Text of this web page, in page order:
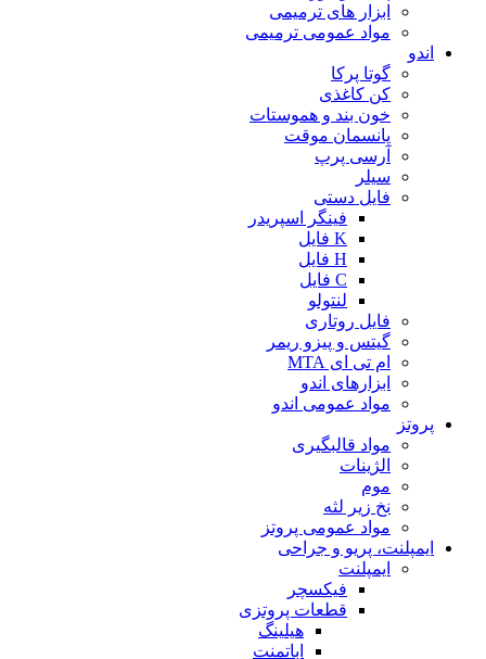
ابزار های ترمیمی
مواد عمومی ترمیمی
اندو
گوتا پرکا
کن کاغذی
خون بند و هموستات
پانسمان موقت
آرسی پرپ
سیلر
فایل دستی
فینگر اسپریدر
K فایل
H فایل
C فایل
لنتولو
فایل روتاری
گیتس و پیزو ریمر
ام تی ای MTA
ابزارهای اندو
مواد عمومی اندو
پروتز
مواد قالبگیری
الژینات
موم
نخ زیر لثه
مواد عمومی پروتز
ایمپلنت، پریو و جراحی
ایمپلنت
فیکسچر
قطعات پروتزی
هیلینگ
اباتمنت